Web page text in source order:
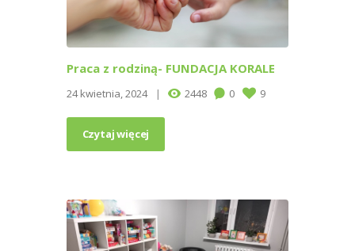
Praca z rodziną- FUNDACJA KORALE
24 kwietnia, 2024 2448 0 9
Czytaj więcej